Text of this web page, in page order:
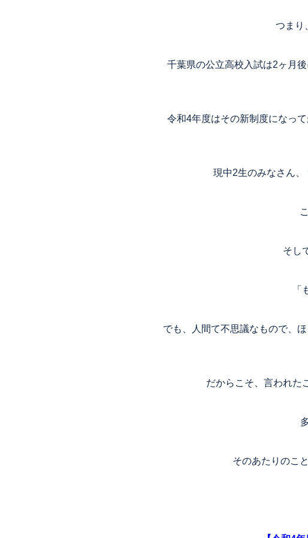
つまり
千葉県の公立高校入試は2ヶ月
令和4年度はその新制度になっ
現中2生のみなさん
そし
でも、人間て不思議なもので、
だからこそ、言われた
そのあたりのこ